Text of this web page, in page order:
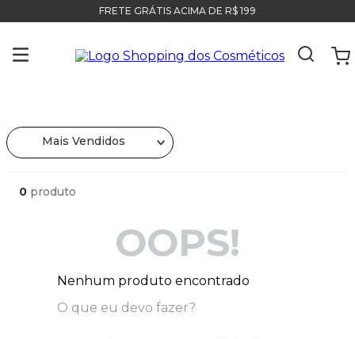
FRETE GRÁTIS ACIMA DE R$ 199
Mais Vendidos
0 produto
OOPS!
Nenhum produto encontrado
O que eu devo fazer?